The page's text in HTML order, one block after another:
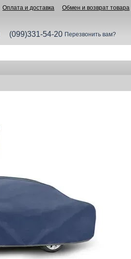
Оплата и доставка Обмен и возврат товара
(099)331-54-20 Перезвонить вам?